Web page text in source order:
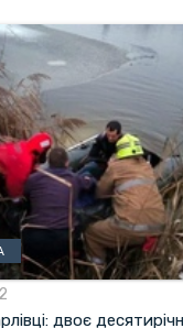
двоє